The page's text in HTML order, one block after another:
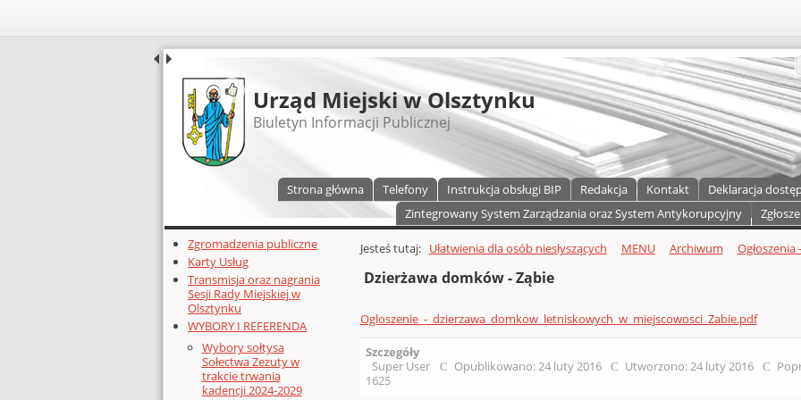
UDOSTĘPNIJ
Urząd Miejski w Olsztynku
Biuletyn Informacji Publicznej
Strona główna Telefony Instrukcja obsługi BIP Redakcja Kontakt Deklaracja
Zintegrowany System Zarządzania oraz System Antykorupcyjny
Dodatkowe zasoby (lewa kolumna)
Zgromadzenia publiczne
Karty Usług
Transmisja oraz nagrania
Sesji Rady Miejskiej w
Olsztynku
WYBORY I REFERENDA
Wybory sołtysa
Sołectwa Zezuty w
trakcie trwania
kadencji 2024-2029
Głównej zawartości
Jesteś tutaj: Ułatwienia dla osób niesłyszących MENU Archiwum Ogłoszenia
Dzierżawa domków - Ząbie
Ogloszenie_-_dzierzawa_domkow_letniskowych_w_miejscowosci_Zabie.pdf
Szczegóły
Super User
Opublikowano: 24 luty 2016 Utworzono: 24 luty 2016
1625